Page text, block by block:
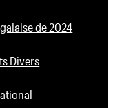
de 2024
Divers